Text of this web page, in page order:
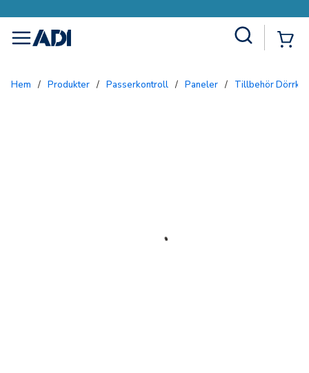
menu
Hem / Produkter / Passerkontroll / Paneler / Tillbehör